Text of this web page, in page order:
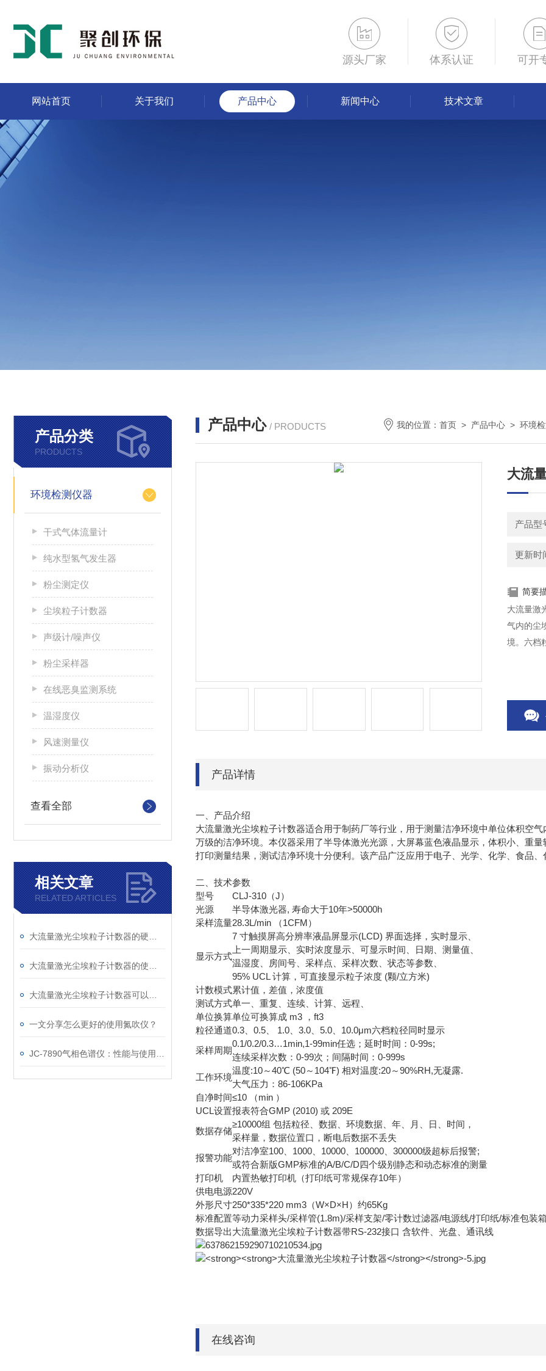
源头厂家 体系认证 可开
网站首页 关于我们 产品中心 新闻中心 技术文章
产品分类
PRODUCTS
环境检测仪器
干式气体流量计
纯水型氢气发生器
粉尘测定仪
尘埃粒子计数器
声级计/噪声仪
粉尘采样器
在线恶臭监测系统
温湿度仪
风速测量仪
振动分析仪
查看全部
相关文章
RELATED ARTICLES
一文分享怎么更好的使用氮吹仪？
产品中心 / PRODUCTS 我的位置： 首页 > 产品中心 > 环境
大流
产品型
更新时
简要
大流量激
气内的尘
境。六档
产品详情
一、产品介绍
大流量激光尘埃粒子计数器适合用于制药厂等行业，用于测量洁净环境中单位体积空
万级的洁净环境。本仪器采用了半导体激光光源，大屏幕蓝色液晶显示，体积小、重
打印测量结果，测试洁净环境十分便利。该产品广泛应用于电子、光学、化学、食品
二、技术参数
型号
CLJ-310（J）
光源
半导体激光器, 寿命大于10年>50000h
采样流量28.3L/min （1CFM）
显示方式
7 寸触摸屏高分辨率液晶屏显示(LCD) 界面选择，实时显示、
上一周期显示、实时浓度显示、可显示时间、日期、测量值、
温湿度、房间号、采样点、采样次数、状态等参数、
95% UCL 计算，可直接显示粒子浓度 (颗/立方米)
计数模式累计值，差值，浓度值
测试方式单一、重复、连续、计算、远程、
单位换算单位可换算成 m3 ，ft3
粒径通道0.3、0.5、 1.0、3.0、5.0、10.0μm六档粒径同时显示
采样周期
0.1/0.2/0.3…1min,1-99min任选；延时时间：0-99s;
连续采样次数：0-99次；间隔时间：0-999s
工作环境
温度:10～40℃ (50～104℉) 相对温度:20～90%RH,无凝露.
大气压力：86-106KPa
自净时间≤10 （min ）
UCL设置报表符合GMP (2010) 或 209E
数据存储
≥10000组 包括粒径、数据、环境数据、年、月、日、时间，
采样量，数据位置口，断电后数据不丢失
报警功能
对洁净室100、1000、10000、100000、300000级超标后报警;
或符合新版GMP标准的A/B/C/D四个级别静态和动态标准的测量
打印机
内置热敏打印机（打印纸可常规保存10年）
供电电源220V
外形尺寸250*335*220 mm3（W×D×H）约65Kg
标准配置等动力采样头/采样管(1.8m)/采样支架/零计数过滤器/电源线/打印纸/标准包装
数据导出大流量激光尘埃粒子计数器带RS-232接口 含软件、光盘、通讯线
在线咨询